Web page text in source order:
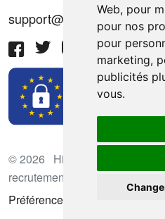
Web, pour
pour nos
pour
marketing,
publicités
vous.
support@hiringnotes.com
© 2026 Hiring Notes.
recrutement
Préférences des cookies